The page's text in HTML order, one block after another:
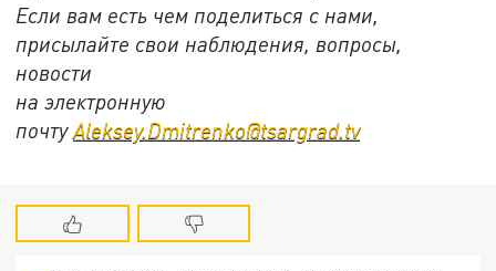
Если вам есть чем поделиться с нами,
присылайте свои наблюдения, вопросы,
новости
на электронную
почтуAleksey.Dmitrenko@tsargrad.tv